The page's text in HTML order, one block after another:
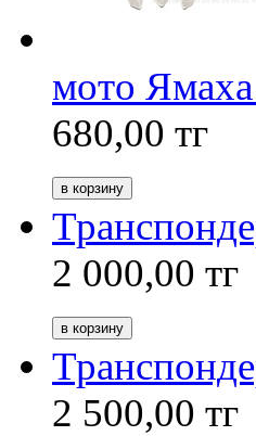
мото
680,00 тг
2 000,00 тг
2 500,00 тг